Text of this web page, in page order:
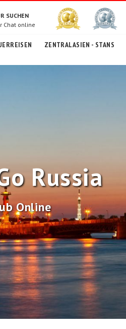
SUCHEN
Chat online
ZENTRALASIEN - STANS
Russia
Online